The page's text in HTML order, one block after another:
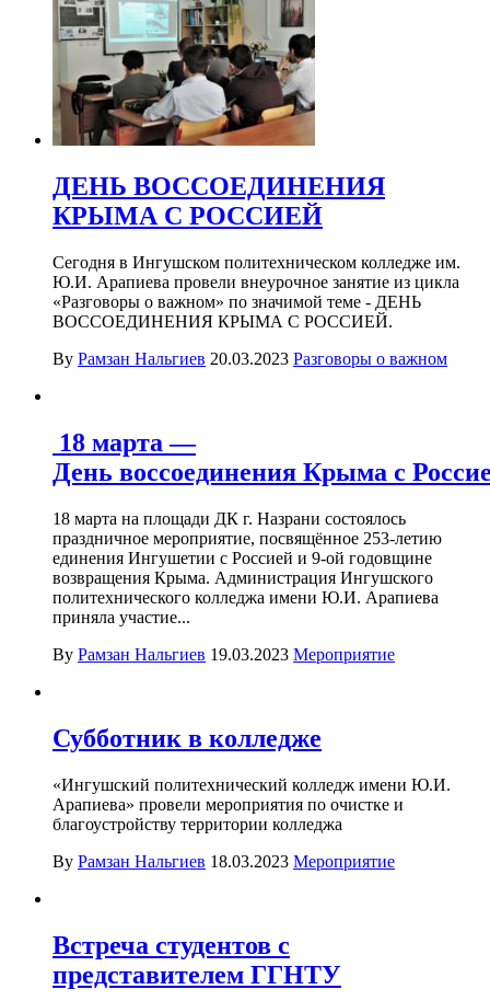
ДЕНЬ ВОССОЕДИНЕНИЯ
КРЫМА С РОССИЕЙ
Сегодня в Ингушском политехническом колледже им.
Ю.И. Арапиева провели внеурочное занятие из цикла
«Разговоры о важном» по значимой теме - ДЕНЬ
ВОССОЕДИНЕНИЯ КРЫМА С РОССИЕЙ.
By Рамзан Нальгиев 20.03.2023 Разговоры о важном
18 марта —
День воссоединения Крыма с
18 марта на площади ДК г. Назрани состоялось
праздничное мероприятие, посвящённое 253-летию
единения Ингушетии с Россией и 9-ой годовщине
возвращения Крыма. Администрация Ингушского
политехнического колледжа имени Ю.И. Арапиева
приняла участие...
By Рамзан Нальгиев 19.03.2023 Мероприятие
Субботник в колледже
«Ингушский политехнический колледж имени Ю.И.
Арапиева» провели мероприятия по очистке и
благоустройству территории колледжа
By Рамзан Нальгиев 18.03.2023 Мероприятие
Встреча студентов с
представителем ГГНТУ